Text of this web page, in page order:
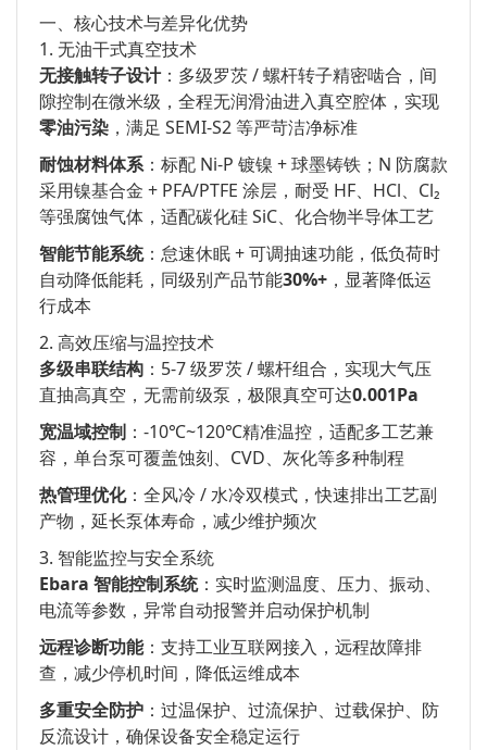
一、核心技术与差异化优势
1. 无油干式真空技术
无接触转子设计：多级罗茨 / 螺杆转子精密啮合，间
隙控制在微米级，全程无润滑油进入真空腔体，实现
零油污染 ，满足 SEMI-S2 等严苛洁净标准
耐蚀材料体系：标配 Ni-P 镀镍 + 球墨铸铁；N 防腐款
采用镍基合金 + PFA/PTFE 涂层，耐受 HF、HCl、Cl₂
等强腐蚀气体，适配碳化硅 SiC、化合物半导体工艺
智能节能系统：怠速休眠 + 可调抽速功能，低负荷时
自动降低能耗，同级别产品节能30%+ ，显著降低运
行成本
2. 高效压缩与温控技术
多级串联结构 ：5-7 级罗茨 / 螺杆组合，实现大气压
直抽高真空，无需前级泵，极限真空可达0.001Pa
宽温域控制 ：-10℃~120℃精准温控，适配多工艺兼
容，单台泵可覆盖蚀刻、CVD、灰化等多种制程
热管理优化：全风冷 / 水冷双模式，快速排出工艺副
产物，延长泵体寿命，减少维护频次
3. 智能监控与安全系统
Ebara 智能控制系统：实时监测温度、压力、振动、
电流等参数，异常自动报警并启动保护机制
远程诊断功能：支持工业互联网接入，远程故障排
查，减少停机时间，降低运维成本
多重安全防护 ：过温保护、过流保护、过载保护、防
反流设计，确保设备安全稳定运行